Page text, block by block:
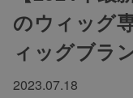
のウィッグ
ィッグブラ
2023.07.18